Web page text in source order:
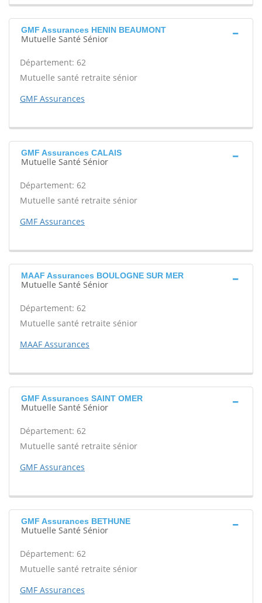
GMF Assurances HENIN BEAUMONT
Mutuelle Santé Sénior
Département: 62
Mutuelle santé retraite sénior
GMF Assurances
GMF Assurances CALAIS
Mutuelle Santé Sénior
Département: 62
Mutuelle santé retraite sénior
GMF Assurances
MAAF Assurances BOULOGNE SUR MER
Mutuelle Santé Sénior
Département: 62
Mutuelle santé retraite sénior
MAAF Assurances
GMF Assurances SAINT OMER
Mutuelle Santé Sénior
Département: 62
Mutuelle santé retraite sénior
GMF Assurances
GMF Assurances BETHUNE
Mutuelle Santé Sénior
Département: 62
Mutuelle santé retraite sénior
GMF Assurances